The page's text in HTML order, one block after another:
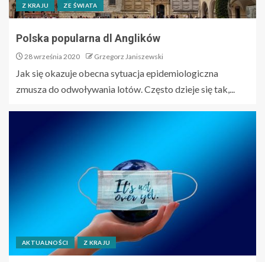
Z KRAJU ZE ŚWIATA
Polska popularna dl Anglików
28 września 2020 Grzegorz Janiszewski
Jak się okazuje obecna sytuacja epidemiologiczna
zmusza do odwoływania lotów. Często dzieje się tak,...
AKTUALNOŚCI Z KRAJU